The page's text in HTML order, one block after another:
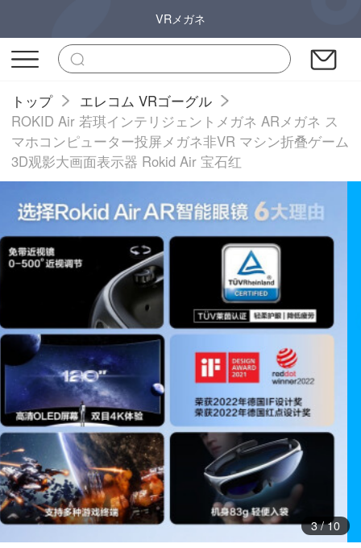
VRメガネ
トップ
エレコム VRゴーグル
ROKID Air 若琪インテリジェントメガネ ARメガネ ス
マホコンピューター投屏メガネ非VR マシン折叠ゲーム
3D观影大画面表示器 Rokid Air 宝石红
3/10